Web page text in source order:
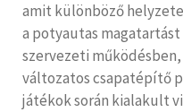
amit különböző
a potyautas
szervezeti
változatos csapatépítő
játékok során kialakult